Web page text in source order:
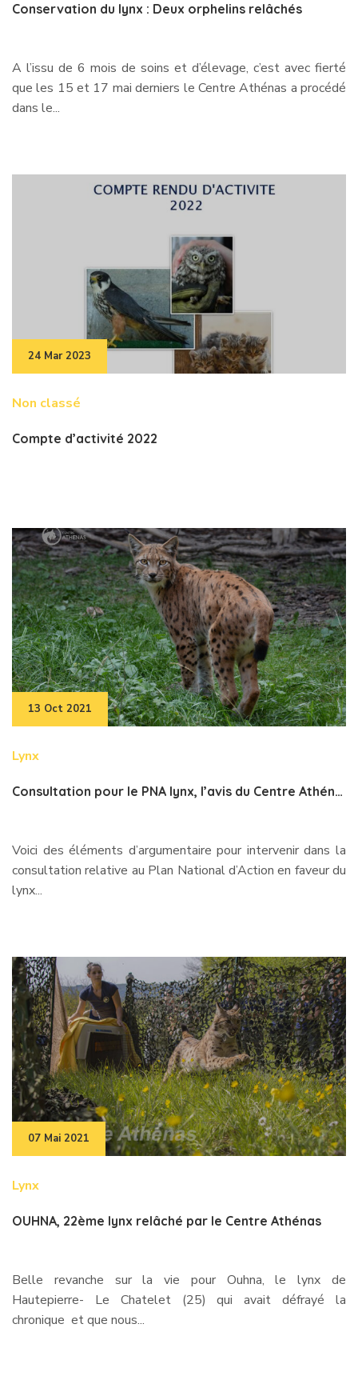
Conservation du lynx : Deux orphelins relâchés
A l’issu de 6 mois de soins et d’élevage, c’est avec fierté
que les 15 et 17 mai derniers le Centre Athénas a procédé
dans le...
24 Mar 2023
Non classé
Compte d’activité 2022
13 Oct 2021
Lynx
Consultation pour le PNA lynx, l’avis du Centre Athénas
Voici des éléments d’argumentaire pour intervenir dans la
consultation relative au Plan National d’Action en faveur du
lynx...
07 Mai 2021
Lynx
OUHNA, 22ème lynx relâché par le Centre Athénas
Belle revanche sur la vie pour Ouhna, le lynx de
Hautepierre- Le Chatelet (25) qui avait défrayé la
chronique et que nous...